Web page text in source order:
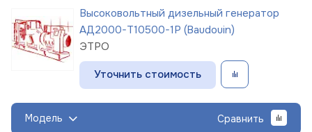
Высоковольтный дизельный генератор
АД2000-Т10500-1Р (Baudouin)
ЭТРО
Уточнить стоимость
Модель Сравнить